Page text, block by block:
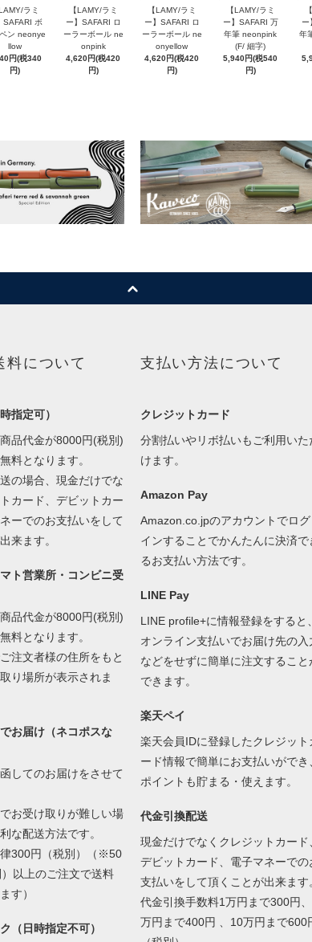
LAMY/ラミ
SAFARI ボ
ン neonye
llow
円(税340
円)
【LAMY/ラミ
ー】SAFARI ロ
ーラーボール ne
onpink
4,620円(税420
円)
【LAMY/ラミ
ー】SAFARI ロ
ーラーボール ne
onyellow
4,620円(税420
円)
【LAMY/ラミ
ー】SAFARI 万
年筆 neonpink
(F/ 細字)
5,940円(税540
円)
ー
年
料について
指定可）
品代金が8000円(税別)
料となります。
の場合、現金だけでな
カード、デビットカー
ーでのお支払いをして
来ます。
ト営業所・コンビニ受
品代金が8000円(税別)
料となります。
注文者様の住所をもと
り場所が表示されま
お届け（ネコポスな
してのお届けをさせて
お受け取りが難しい場
な配送方法です。
300円（税別）（※50
以上のご注文で送料
す）
（日時指定不可）
支払い方法について
クレジットカード
分割払いやリボ払いもご利用いた
けます。
Amazon Pay
Amazon.co.jpのアカウントでログ
インすることでかんたんに決済で
るお支払い方法です。
LINE Pay
LINE profile+に情報登録をすると
オンライン支払いでお届け先の入
などをせずに簡単に注文すること
できます。
楽天ペイ
楽天会員IDに登録したクレジット
ード情報で簡単にお支払いができ
ポイントも貯まる・使えます。
代金引換配送
現金だけでなくクレジットカード
デビットカード、電子マネーでの
支払いをして頂くことが出来ます
代金引換手数料1万円まで300円
万円まで400円 、10万円まで600